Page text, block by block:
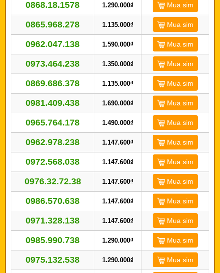
0868.18.1578 1.290.000₫ Mua sim
0865.968.278 1.135.000₫ Mua sim
0962.047.138 1.590.000₫ Mua sim
0973.464.238 1.350.000₫ Mua sim
0869.686.378 1.135.000₫ Mua sim
0981.409.438 1.690.000₫ Mua sim
0965.764.178 1.490.000₫ Mua sim
0962.978.238 1.147.600₫ Mua sim
0972.568.038 1.147.600₫ Mua sim
0976.32.72.38 1.147.600₫ Mua sim
0986.570.638 1.147.600₫ Mua sim
0971.328.138 1.147.600₫ Mua sim
0985.990.738 1.290.000₫ Mua sim
0975.132.538 1.290.000₫ Mua sim